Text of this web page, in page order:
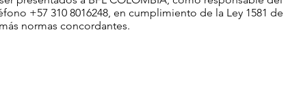
+57 310 8016248, en cumplimiento de la Ley 1581 de
normas concordantes.